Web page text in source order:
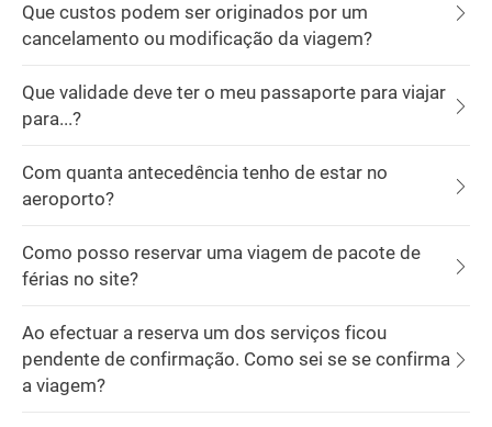
Que custos podem ser originados por um
cancelamento ou modificação da viagem?
Que validade deve ter o meu passaporte para viajar
para...?
Com quanta antecedência tenho de estar no
aeroporto?
Como posso reservar uma viagem de pacote de
férias no site?
Ao efectuar a reserva um dos serviços ficou
pendente de confirmação. Como sei se se confirma
a viagem?